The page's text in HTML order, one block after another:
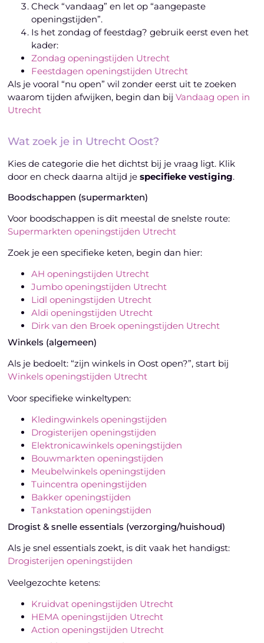
Check “vandaag” en let op “aangepaste
openingstijden”.
Is het zondag of feestdag? gebruik eerst even het
kader:
Zondag openingstijden Utrecht
Feestdagen openingstijden Utrecht
Als je vooral “nu open” wil zonder eerst uit te zoeken
waarom tijden afwijken, begin dan bijVandaag open in
Utrecht
Wat zoek je in Utrecht Oost?
Kies de categorie die het dichtst bij je vraag ligt. Klik
door en check daarna altijd jespecifieke vestiging.
Boodschappen (supermarkten)
Voor boodschappen is dit meestal de snelste route:
Supermarkten openingstijden Utrecht
Zoek je een specifieke keten, begin dan hier:
AH openingstijden Utrecht
Jumbo openingstijden Utrecht
Lidl openingstijden Utrecht
Aldi openingstijden Utrecht
Dirk van den Broek openingstijden Utrecht
Winkels (algemeen)
Als je bedoelt: “zijn winkels in Oost open?”, start bij
Winkels openingstijden Utrecht
Voor specifieke winkeltypen:
Kledingwinkels openingstijden
Drogisterijen openingstijden
Elektronicawinkels openingstijden
Bouwmarkten openingstijden
Meubelwinkels openingstijden
Tuincentra openingstijden
Bakker openingstijden
Tankstation openingstijden
Drogist & snelle essentials (verzorging/huishoud)
Als je snel essentials zoekt, is dit vaak het handigst:
Drogisterijen openingstijden
Veelgezochte ketens:
Kruidvat openingstijden Utrecht
HEMA openingstijden Utrecht
Action openingstijden Utrecht